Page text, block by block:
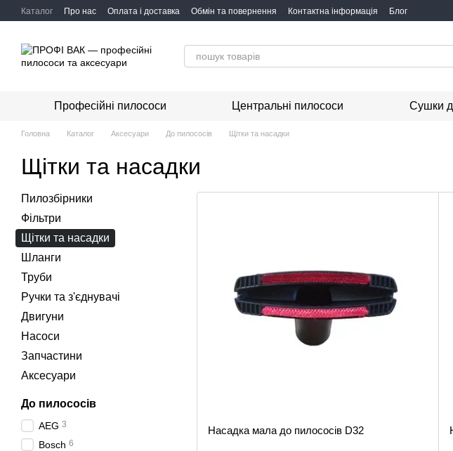
Перейти до основного контенту
Каталог Про нас Оплата і доставка Обмін та повернення Контактна інформація Блог
Професійні пилососи Центральні пилососи Сушки
Головна Каталог Аксесуари До пилососів Щітки та насадки
Щітки та насадки
Насадка мала до пилососів D32
Пилозбірники
Фільтри
Щітки та насадки
Шланги
Труби
Ручки та з'єднувачі
Двигуни
Насоси
Запчастини
Аксесуари
До пилососів
AEG 3
Bosch 6